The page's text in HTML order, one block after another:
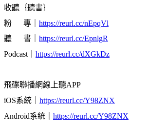
收聽｛聽書｝
粉
專｜ https://reurl.cc/nEpqVl
聽
書｜ https://reurl.cc/EpnlgR
Podcast｜ https://reurl.cc/dXGkDz
飛碟聯播網線上聽APP
iOS系統｜ https://reurl.cc/Y98ZNX
Android系統｜ https://reurl.cc/Y98ZNX